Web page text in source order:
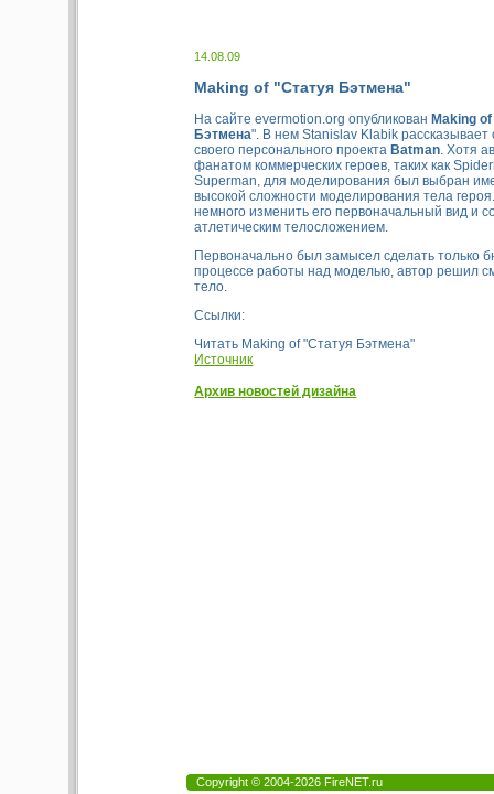
14.08.09
Making of "Статуя Бэтмена"
На сайте evermotion.org опубликован Making of
Бэтмена". В нем Stanislav Klabik рассказывает
своего персонального проекта Batman. Хотя
фанатом коммерческих героев, таких как
Superman, для моделирования был выбран
высокой сложности моделирования тела
немного изменить его первоначальный вид и
атлетическим телосложением.
Первоначально был замысел сделать только
процессе работы над моделью, автор решил
тело.
Ссылки:
Читать Making of "Статуя Бэтмена"
Источник
Архив новостей дизайна
Copyright © 2004-2026 FireNET.ru